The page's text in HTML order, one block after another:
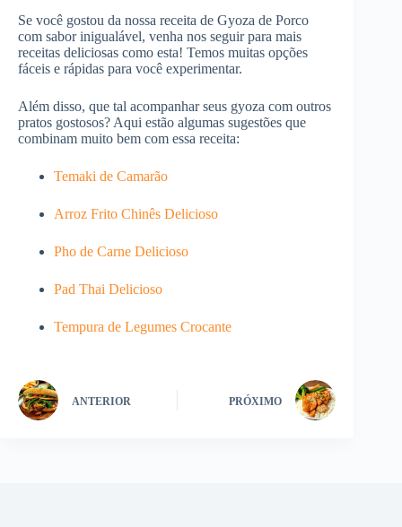
Se você gostou da nossa receita de Gyoza de Porco
com sabor inigualável, venha nos seguir para mais
receitas deliciosas como esta! Temos muitas opções
fáceis e rápidas para você experimentar.
Além disso, que tal acompanhar seus gyoza com outros
pratos gostosos? Aqui estão algumas sugestões que
combinam muito bem com essa receita:
Temaki de Camarão
Arroz Frito Chinês Delicioso
Pho de Carne Delicioso
Pad Thai Delicioso
Tempura de Legumes Crocante
ANTERIOR PRÓXIMO